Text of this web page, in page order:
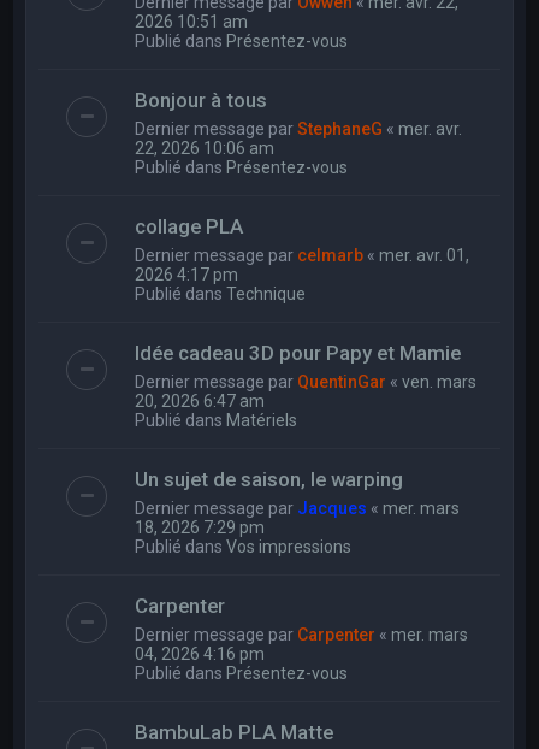
2026 10:51 am
Publié dans Présentez-vous
Bonjour à tous
Dernier message parStephaneG « mer. avr.
22, 2026 10:06 am
Publié dans Présentez-vous
collage PLA
Dernier message par celmarb « mer. avr. 01,
2026 4:17 pm
Publié dansTechnique
Idée cadeau 3D pour Papy et Mamie
Dernier message par QuentinGar «ven. mars
20, 2026 6:47 am
Publié dans Matériels
Un sujet de saison, le warping
Dernier message par Jacques « mer. mars
18, 2026 7:29 pm
Publié dansVos impressions
Carpenter
Dernier message par Carpenter « mer. mars
04, 2026 4:16 pm
Publié dans Présentez-vous
BambuLab PLA Matte